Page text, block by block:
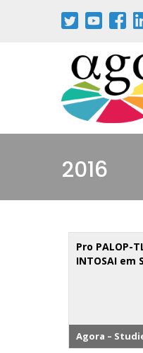
2016
Pro PALOP-
INTOSAI em
Agora –